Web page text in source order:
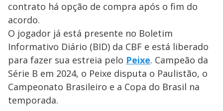
contrato há opção de compra após o fim do
acordo.
O jogador já está presente no Boletim
Informativo Diário (BID) da CBF e está liberado
para fazer sua estreia pelo Peixe. Campeão da
Série B em 2024, o Peixe disputa o Paulistão, o
Campeonato Brasileiro e a Copa do Brasil na
temporada.